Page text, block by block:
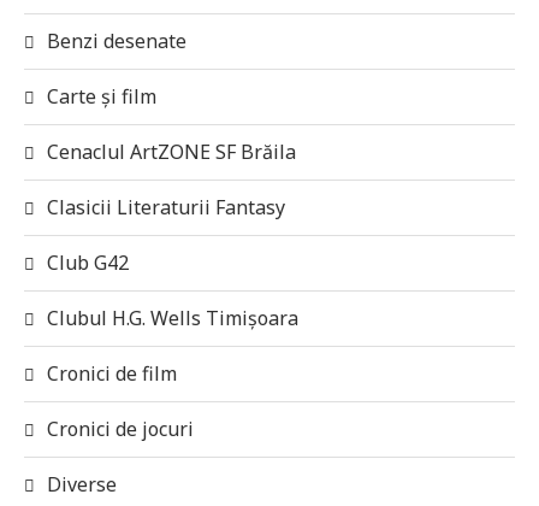
Benzi desenate
Carte și film
Cenaclul ArtZONE SF Brăila
Clasicii Literaturii Fantasy
Club G42
Clubul H.G. Wells Timișoara
Cronici de film
Cronici de jocuri
Diverse